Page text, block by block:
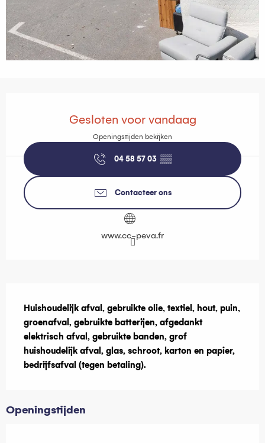
Gesloten voor vandaag
Openingstijden bekijken
04 58 57 03 ▒▒
Contacteer ons
www.cc-peva.fr
Huishoudelijk afval, gebruikte olie, textiel, hout, puin,
groenafval, gebruikte batterijen, afgedankt
elektrisch afval, gebruikte banden, grof
huishoudelijk afval, glas, schroot, karton en papier,
bedrijfsafval (tegen betaling).
Openingstijden